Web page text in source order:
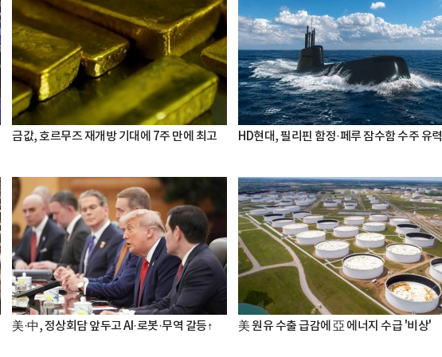
금값, 호르무즈 재개방 기대에 7주 만에 최고 HD현대, 필리핀 함정·페루 잠수함 수주 유력
美·中, 정상회담 앞두고 AI·로봇·무역 갈등↑ 美 원유 수출 급감에 亞 에너지 수급 '비상'